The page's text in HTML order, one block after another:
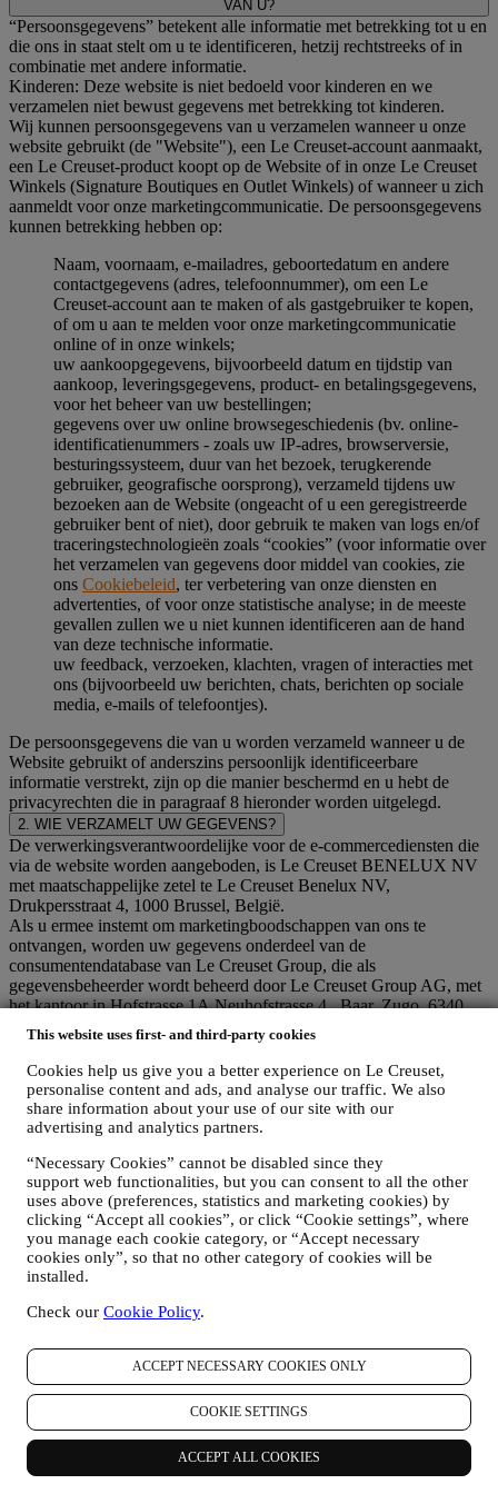
This website uses first- and third-party cookies
Cookies help us give you a better experience on Le Creuset,
personalise content and ads, and analyse our traffic. We also
share information about your use of our site with our
advertising and analytics partners.
“Necessary Cookies” cannot be disabled since they
support web functionalities, but you can consent to all the other
uses above (preferences, statistics and marketing cookies) by
clicking “Accept all cookies”, or click “Cookie settings”, where
you manage each cookie category, or “Accept necessary
cookies only”, so that no other category of cookies will be
installed.
Check our Cookie Policy.
ACCEPT NECESSARY COOKIES ONLY
COOKIE SETTINGS
ACCEPT ALL COOKIES
VAN U?
“Persoonsgegevens” betekent alle informatie met betrekking tot u en
die ons in staat stelt om u te identificeren, hetzij rechtstreeks of in
combinatie met andere informatie.
Kinderen: Deze website is niet bedoeld voor kinderen en we
verzamelen niet bewust gegevens met betrekking tot kinderen.
Wij kunnen persoonsgegevens van u verzamelen wanneer u onze
website gebruikt (de "Website"), een Le Creuset-account aanmaakt,
een Le Creuset-product koopt op de Website of in onze Le Creuset
Winkels (Signature Boutiques en Outlet Winkels) of wanneer u zich
aanmeldt voor onze marketingcommunicatie. De persoonsgegevens
kunnen betrekking hebben op:
Naam, voornaam, e-mailadres, geboortedatum en andere
contactgegevens (adres, telefoonnummer), om een Le
Creuset-account aan te maken of als gastgebruiker te kopen,
of om u aan te melden voor onze marketingcommunicatie
online of in onze winkels;
uw aankoopgegevens, bijvoorbeeld datum en tijdstip van
aankoop, leveringsgegevens, product- en betalingsgegevens,
voor het beheer van uw bestellingen;
gegevens over uw online browsegeschiedenis (bv. online-
identificatienummers - zoals uw IP-adres, browserversie,
besturingssysteem, duur van het bezoek, terugkerende
gebruiker, geografische oorsprong), verzameld tijdens uw
bezoeken aan de Website (ongeacht of u een geregistreerde
gebruiker bent of niet), door gebruik te maken van logs en/of
traceringstechnologieën zoals “cookies” (voor informatie over
het verzamelen van gegevens door middel van cookies, zie
ons Cookiebeleid, ter verbetering van onze diensten en
advertenties, of voor onze statistische analyse; in de meeste
gevallen zullen we u niet kunnen identificeren aan de hand
van deze technische informatie.
uw feedback, verzoeken, klachten, vragen of interacties met
ons (bijvoorbeeld uw berichten, chats, berichten op sociale
media, e-mails of telefoontjes).
De persoonsgegevens die van u worden verzameld wanneer u de
Website gebruikt of anderszins persoonlijk identificeerbare
informatie verstrekt, zijn op die manier beschermd en u hebt de
privacyrechten die in paragraaf 8 hieronder worden uitgelegd.
2. WIE VERZAMELT UW GEGEVENS?
De verwerkingsverantwoordelijke voor de e-commercediensten die
via de website worden aangeboden, is Le Creuset BENELUX NV
met maatschappelijke zetel te Le Creuset Benelux NV,
Drukpersstraat 4, 1000 Brussel, België.
Als u ermee instemt om marketingboodschappen van ons te
ontvangen, worden uw gegevens onderdeel van de
consumentendatabase van Le Creuset Group, die als
gegevensbeheerder wordt beheerd door Le Creuset Group AG, met
het kantoor in Hofstrasse 1A,Neuhofstrasse 4 , Baar, Zugo, 6340
Zwitserland (die Le Creuset SL, BTW-nummer B62153630, met
kantoor in Paseo de Gracia 9, 2º, 08007 Barcelona, Spanje, heeft
aangesteld als vertegenwoordiger in de EU), op basis van een
overeenkomst tot gezamenlijke zeggenschap die in wezen voorziet
in (a) Le Creuset Group AG die verantwoordelijk is voor de
algemene strategie met betrekking tot marketing en
profiteren van deze strategie en deze uitvoeren, alsmede
onafhankelijk marketingcommunicatie/initiatieven ontwikkelen op
lokaal niveau (binnen een bepaald land); (c) beide gezamenlijk
beheerders die nodig zijn om de verzoeken van uw betrokkene om
rechten af te handelen.
3. WAAROM VERZAMELEN WIJ DEZE GEGEVENS?
VOOR ONZE WETTELIJKE VERPLICHTINGEN
Mogelijk moeten we bepaalde gegevens over u verwerken om
te voldoen aan onze wettelijke verplichtingen en andere
verplichtingen die voortvloeien uit instructies van de overheid.
OM EEN LE CREUSET-ACCOUNT AAN TE MAKEN
We zullen uw gegevens gebruiken om een Le Creuset-
voordelen voor geregistreerde gebruikers, om beter te kunnen